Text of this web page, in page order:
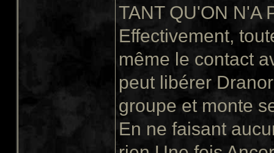
TANT QU'ON N'A
Effectivement,
même le contact
peut libérer
groupe et monte
En ne faisant